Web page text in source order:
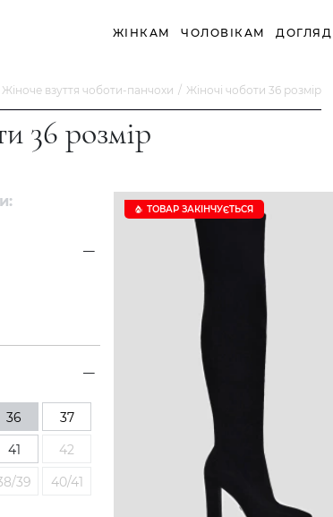
ЖІНКАМ ЧОЛОВІКАМ ДОГЛЯД
Жіноче взуття чоботи-панчохи Жіночі чоботи 36 розмір
36 розмір
36
37
41
42
39 40/41
ТОВАР ЗАКІНЧУЄTЬСЯ